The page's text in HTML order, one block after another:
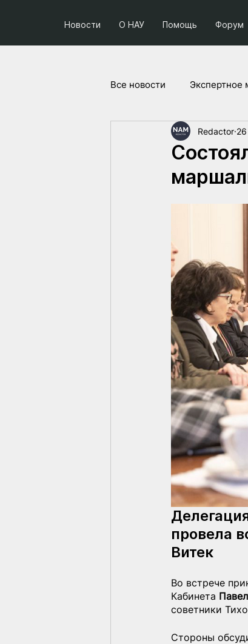
Новости О НАУ Помощь Форум
Все новости Экспертное
Социум и политика
Redactor
провела
Витек
Во встрече
Кабинета
советники
Стороны